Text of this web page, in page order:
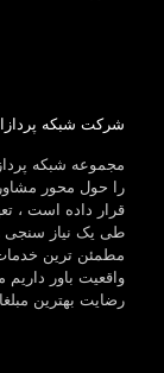
شرکت شبکه
مجموعه شبکه
را حول محور
قرار داده است ،
طی یک نیاز سنجی و
مطمئن ترین
واقعیت باور
رضایت بهترین